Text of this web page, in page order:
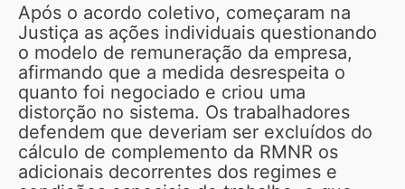
Após o acordo coletivo, começaram na
Justiça as ações individuais questionando
o modelo de remuneração da empresa,
afirmando que a medida desrespeita o
quanto foi negociado e criou uma
distorção no sistema. Os trabalhadores
defendem que deveriam ser excluídos do
cálculo de complemento da RMNR os
adicionais decorrentes dos regimes e